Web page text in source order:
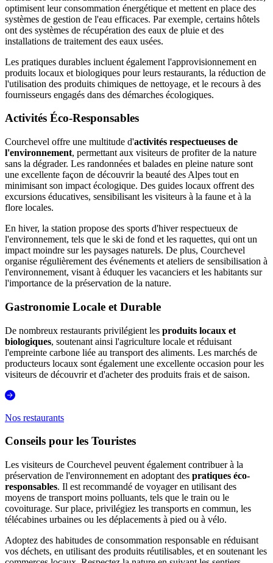
optimisent leur consommation énergétique et mettent en place des
systèmes de gestion de l'eau efficaces. Par exemple, certains hôtels
ont des systèmes de récupération des eaux de pluie et des
installations de traitement des eaux usées.
Les pratiques durables incluent également l'approvisionnement en
produits locaux et biologiques pour leurs restaurants, la réduction de
l'utilisation des produits chimiques de nettoyage, et le recours à des
fournisseurs engagés dans des démarches écologiques.
Activités Éco-Responsables
Courchevel offre une multitude d'activités respectueuses de
l'environnement, permettant aux visiteurs de profiter de la nature
sans la dégrader. Les randonnées et balades en pleine nature sont
une excellente façon de découvrir la beauté des Alpes tout en
minimisant son impact écologique. Des guides locaux offrent des
excursions éducatives, sensibilisant les visiteurs à la faune et à la
flore locales.
En hiver, la station propose des sports d'hiver respectueux de
l'environnement, tels que le ski de fond et les raquettes, qui ont un
impact moindre sur les paysages naturels. De plus, Courchevel
organise régulièrement des événements et ateliers de sensibilisation à
l'environnement, visant à éduquer les vacanciers et les habitants sur
l'importance de la préservation de la nature.
Gastronomie Locale et Durable
De nombreux restaurants privilégient les produits locaux et
biologiques, soutenant ainsi l'agriculture locale et réduisant
l'empreinte carbone liée au transport des aliments. Les marchés de
producteurs locaux sont également une excellente occasion pour les
visiteurs de découvrir et d'acheter des produits frais et de saison.
Nos restaurants
Conseils pour les Touristes
Les visiteurs de Courchevel peuvent également contribuer à la
préservation de l'environnement en adoptant des pratiques éco-
responsables. Il est recommandé de voyager en utilisant des
moyens de transport moins polluants, tels que le train ou le
covoiturage. Sur place, privilégiez les transports en commun, les
télécabines urbaines ou les déplacements à pied ou à vélo.
Adoptez des habitudes de consommation responsable en réduisant
vos déchets, en utilisant des produits réutilisables, et en soutenant les